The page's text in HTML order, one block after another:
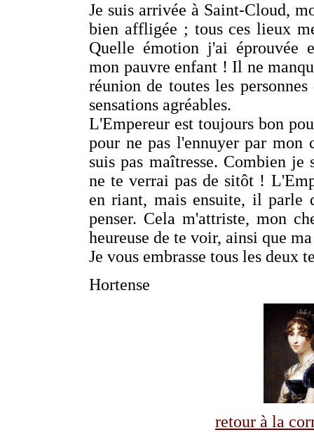
Je suis arrivée à Saint-Cloud,
bien affligée ; tous ces lieux
Quelle émotion j'ai éprouvée
mon pauvre enfant ! Il ne
réunion de toutes les
sensations agréables.
L'Empereur est toujours bon
pour ne pas l'ennuyer par mon
suis pas maîtresse. Combien
ne te verrai pas de sitôt !
en riant, mais ensuite, il parle
penser. Cela m'attriste, mon
heureuse de te voir, ainsi que
Je vous embrasse tous les deux
Hortense
retour à la